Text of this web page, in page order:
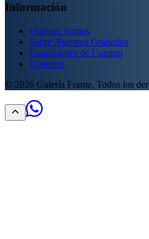
Información
Quiénes Somos
Sobre Nuestros Grabados
Condiciones de Compra
Contacto
© 2026 Galería Frame. Todos los